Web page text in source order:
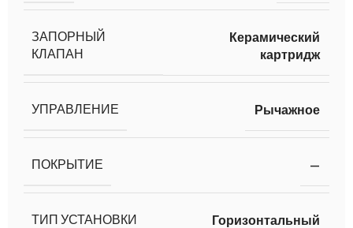
ЗАПОРНЫЙ
КЛАПАН
Керамический
картридж
УПРАВЛЕНИЕ Рычажное
ПОКРЫТИЕ —
ТИП УСТАНОВКИ Горизонтальный